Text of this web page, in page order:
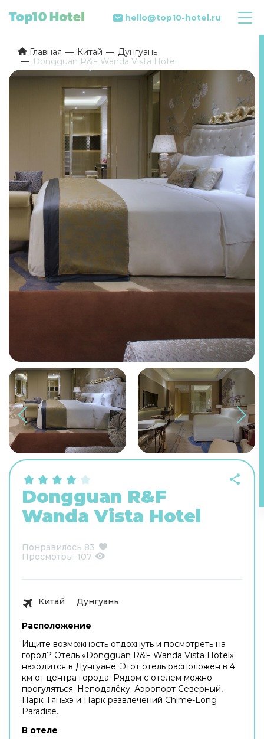
hello@top10-hotel.ru
Главная Китай
Дунгуань
Dongguan R&F Wanda Vista Hotel
Dongguan R&F
Wanda Vista Hotel
Понравилось 83
Просмотры: 107
Китай Дунгуань
Расположение
Ищите возможность отдохнуть и посмотреть на
город? Отель «Dongguan R&F Wanda Vista Hotel»
находится в Дунгуане. Этот отель расположен в 4
км от центра города. Рядом с отелем можно
прогуляться. Неподалёку: Аэропорт Северный,
Парк Тяньхэ и Парк развлечений Chime-Long
Paradise.
В отеле